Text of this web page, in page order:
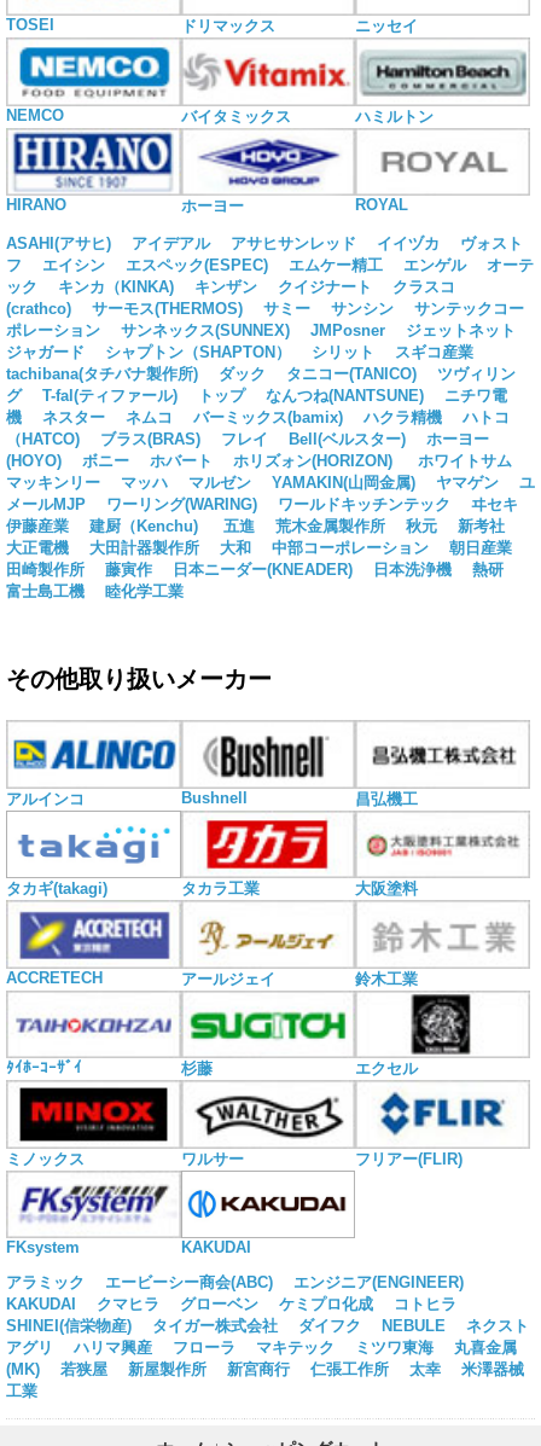
TOSEI ドリマックス ニッセイ
NEMCO バイタミックス ハミルトン
HIRANO ホーヨー ROYAL
ASAHI(アサヒ) アイデアル アサヒサンレッド イイヅカ
ヴォスト
フ
エイシン エスペック(ESPEC) エムケー精工 エンゲル
オーテ
ック
キンカ（KINKA) キンザン クイジナート
クラスコ
(crathco)
サーモス(THERMOS) サミー サンシン
サンテックコー
ポレーション
サンネックス(SUNNEX) JMPosner
ジェットネット
ジャガード
シャプトン（SHAPTON） シリット
スギコ産業
tachibana(タチバナ製作所)
ダック タニコー(TANICO)
ツヴィリン
グ
T-fal(ティファール) トップ なんつね(NANTSUNE)
ニチワ電
機
ネスター ネムコ バーミックス(bamix) ハクラ精機
ハトコ
（HATCO)
ブラス(BRAS) フレイ Bell(ベルスター)
ホーヨー
(HOYO)
ボニー ホバート ホリズォン(HORIZON)
ホワイトサム
マッキンリー
マッハ マルゼン YAMAKIN(山岡金属) ヤマゲン
ユ
メールMJP
ワーリング(WARING) ワールドキッチンテック
ヰセキ
伊藤産業
建厨（Kenchu) 五進 荒木金属製作所 秋元
新考社
大正電機
大田計器製作所 大和 中部コーポレーション
朝日産業
田崎製作所
藤寅作 日本ニーダー(KNEADER) 日本洗浄機
熱研
富士島工機
睦化学工業
その他取り扱いメーカー
アルインコ Bushnell 昌弘機工
タカギ(takagi) タカラ工業 大阪塗料
ACCRETECH アールジェイ 鈴木工業
ﾀｲﾎｰｺｰｻﾞｲ 杉藤 エクセル
ミノックス ワルサー フリアー(FLIR)
FKsystem
KAKUDAI
アラミック
エービーシー商会(ABC)
エンジニア(ENGINEER)
KAKUDAI
クマヒラ グローベン ケミプロ化成
コトヒラ
SHINEI(信栄物産)
タイガー株式会社 ダイフク NEBULE
ネクスト
アグリ
ハリマ興産 フローラ マキテック ミツワ東海
丸喜金属
(MK)
若狭屋 新屋製作所 新宮商行 仁張工作所 太幸
米澤器械
工業